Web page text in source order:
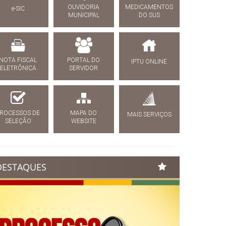
e-SIC
OUVIDORIA
MUNICIPAL
MEDICAMENTOS
DO SUS
FISCAL
ELETRÔNICA
PORTAL DO
SERVIDOR
IPTU ONLINE
DE
SELEÇÃO
MAPA DO
WEBSITE
MAIS SERVIÇOS